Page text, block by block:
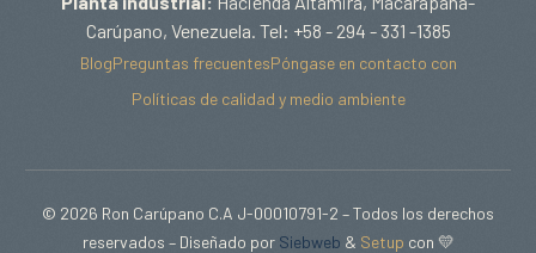
Carúpano, Venezuela. Tel: +58 - 294 - 331 -1385
BlogPreguntas frecuentesPóngase en contacto con
Políticas de calidad y medio ambiente
© 2026 Ron Carúpano C.A J-00010791-2 – Todos los derechos
reservados – Diseñado por Siebweb & Setup con 💛